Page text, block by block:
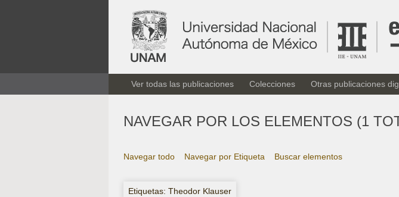
Ver todas las publicaciones Colecciones Otras publicaciones
NAVEGAR POR LOS ELEMENTOS (1
Navegar todo Navegar por Etiqueta Buscar elementos
Etiquetas: Theodor Klauser